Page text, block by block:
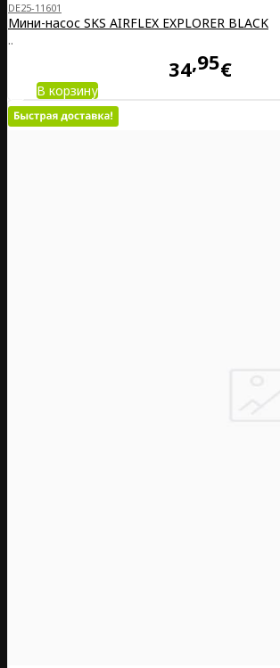
DE25-11601
Мини-насос SKS AIRFLEX EXPLORER BLACK
..
34 95€
В корзину